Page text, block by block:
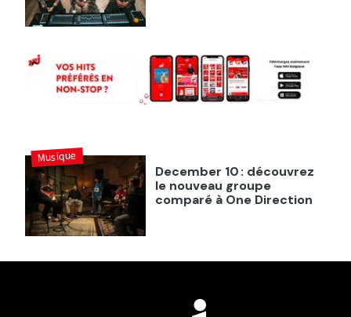
December 10 : découvrez
le nouveau groupe
comparé à One Direction
Musique